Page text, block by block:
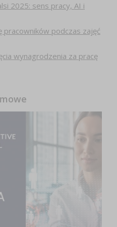
2025: sens pracy, AI i
pracowników podczas zajęć
wynagrodzenia za pracę